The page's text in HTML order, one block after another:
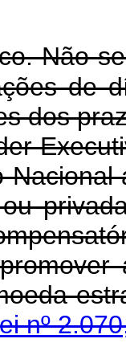
Não
de
dos
em
nº